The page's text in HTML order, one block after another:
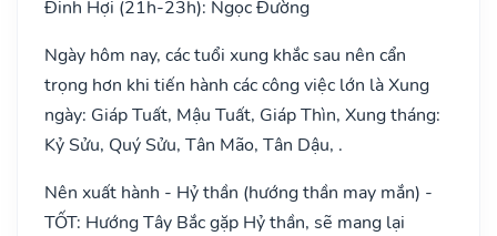
Đinh Hợi (21h-23h): Ngọc Đường
Ngày hôm nay, các tuổi xung khắc sau nên cẩn
trọng hơn khi tiến hành các công việc lớn là Xung
ngày: Giáp Tuất, Mậu Tuất, Giáp Thìn, Xung tháng:
Kỷ Sửu, Quý Sửu, Tân Mão, Tân Dậu, .
Nên xuất hành - Hỷ thần (hướng thần may mắn) -
TỐT: Hướng Tây Bắc gặp Hỷ thần, sẽ mang lại